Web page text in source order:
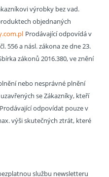
výrobky bez vad.
objednaných
Prodávající odpovídá v
556 a násl. zákona ze dne 23.
zákonů 2016.380, ve znění
nebo nesprávné plnění
se Zákazníky, kteří
odpovídat pouze v
výši skutečných ztrát, které
službu newsletteru